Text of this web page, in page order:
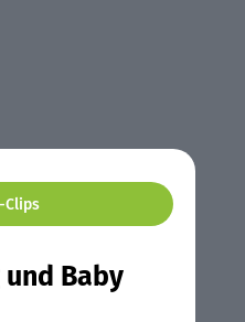
Clips
und Baby